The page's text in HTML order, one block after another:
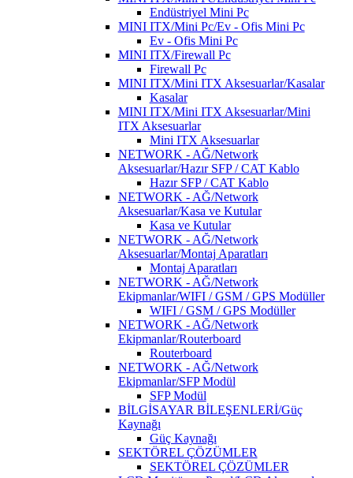
Endüstriyel Mini Pc
MINI ITX/Mini Pc/Ev - Ofis Mini Pc
Ev - Ofis Mini Pc
MINI ITX/Firewall Pc
Firewall Pc
MINI ITX/Mini ITX Aksesuarlar/Kasalar
Kasalar
MINI ITX/Mini ITX Aksesuarlar/Mini
ITX Aksesuarlar
Mini ITX Aksesuarlar
NETWORK - AĞ/Network
Aksesuarlar/Hazır SFP / CAT Kablo
Hazır SFP / CAT Kablo
NETWORK - AĞ/Network
Aksesuarlar/Kasa ve Kutular
Kasa ve Kutular
NETWORK - AĞ/Network
Aksesuarlar/Montaj Aparatları
Montaj Aparatları
NETWORK - AĞ/Network
Ekipmanlar/WIFI / GSM / GPS Modüller
WIFI / GSM / GPS Modüller
NETWORK - AĞ/Network
Ekipmanlar/Routerboard
Routerboard
NETWORK - AĞ/Network
Ekipmanlar/SFP Modül
SFP Modül
BİLGİSAYAR BİLEŞENLERİ/Güç
Kaynağı
Güç Kaynağı
SEKTÖREL ÇÖZÜMLER
SEKTÖREL ÇÖZÜMLER